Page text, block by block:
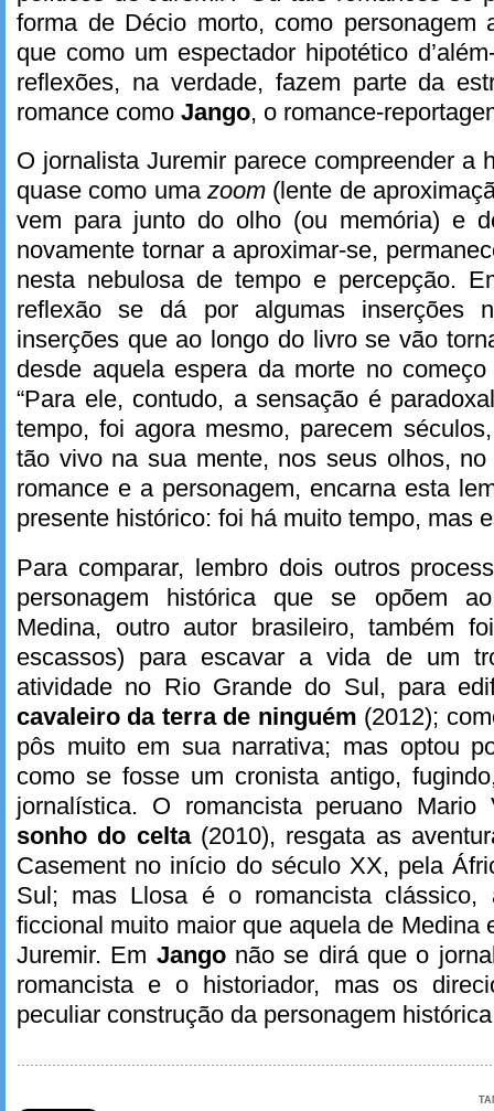
forma de Décio morto, como personagem
que como um espectador hipotético
reflexões, na verdade, fazem parte da
romance como Jango, o romance-
O jornalista Juremir parece compreender a
quase como uma zoom (lente de
vem para junto do olho (ou memória) e
novamente tornar a aproximar-se,
nesta nebulosa de tempo e percepção.
reflexão se dá por algumas inserções
inserções que ao longo do livro se vão
desde aquela espera da morte no
“Para ele, contudo, a sensação é
tempo, foi agora mesmo, parecem
tão vivo na sua mente, nos seus olhos, no
romance e a personagem, encarna esta
presente histórico: foi há muito tempo, mas
Para comparar, lembro dois outros
personagem histórica que se opõem
Medina, outro autor brasileiro, também
escassos) para escavar a vida de um
atividade no Rio Grande do Sul, para
cavaleiro da terra de ninguém (2012);
pôs muito em sua narrativa; mas optou
como se fosse um cronista antigo,
jornalística. O romancista peruano
sonho do celta (2010), resgata as
Casement no início do século XX, pela
Sul; mas Llosa é o romancista clássico,
ficcional muito maior que aquela de Medina
Juremir. Em Jango não se dirá que o
romancista e o historiador, mas os
peculiar construção da personagem